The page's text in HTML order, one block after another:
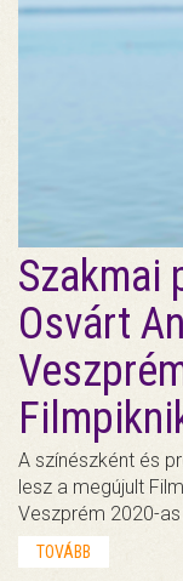
Szakmai
Osvárt
A színészként és
lesz a megújult
Veszprém 2020-
TOVÁBB